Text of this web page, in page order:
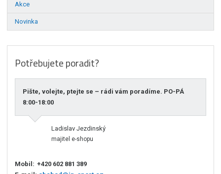
Akce
Novinka
Potřebujete poradit?
Pište, volejte, ptejte se – rádi vám poradíme. PO-PÁ
8:00-18:00
Ladislav Jezdinský
majitel e-shopu
Mobil: +420 602 881 389